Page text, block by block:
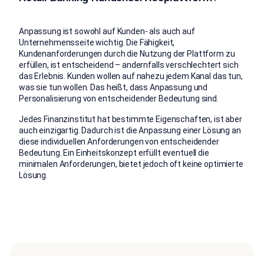
Anpassung ist sowohl auf Kunden- als auch auf
Unternehmensseite wichtig. Die Fähigkeit,
Kundenanforderungen durch die Nutzung der Plattform zu
erfüllen, ist entscheidend – andernfalls verschlechtert sich
das Erlebnis. Kunden wollen auf nahezu jedem Kanal das tun,
was sie tun wollen. Das heißt, dass Anpassung und
Personalisierung von entscheidender Bedeutung sind.
Jedes Finanzinstitut hat bestimmte Eigenschaften, ist aber
auch einzigartig. Dadurch ist die Anpassung einer Lösung an
diese individuellen Anforderungen von entscheidender
Bedeutung. Ein Einheitskonzept erfüllt eventuell die
minimalen Anforderungen, bietet jedoch oft keine optimierte
Lösung.